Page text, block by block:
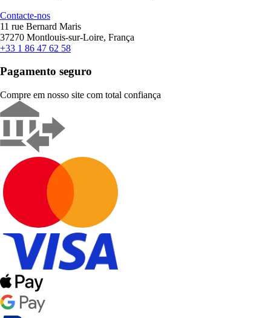
Contacte-nos
11 rue Bernard Maris
37270 Montlouis-sur-Loire, França
+33 1 86 47 62 58
Pagamento seguro
Compre em nosso site com total confiança